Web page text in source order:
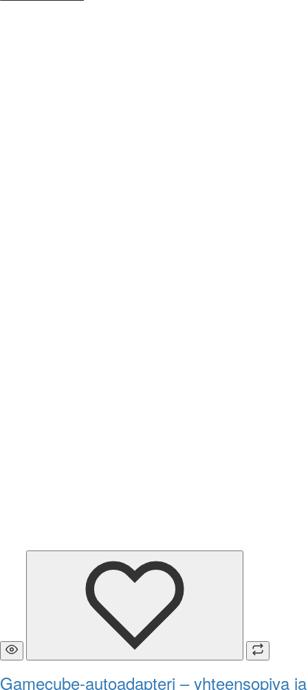
Gamecube-autoadapteri – yhteensopiva ja